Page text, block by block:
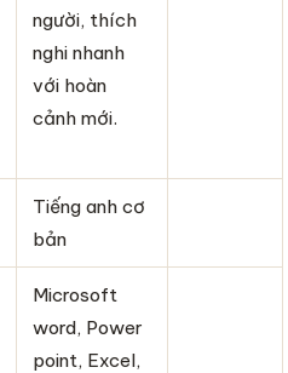
người, thích
nghi nhanh
với hoàn
cảnh mới.
Tiếng anh cơ
bản
Microsoft
word, Power
point, Excel,